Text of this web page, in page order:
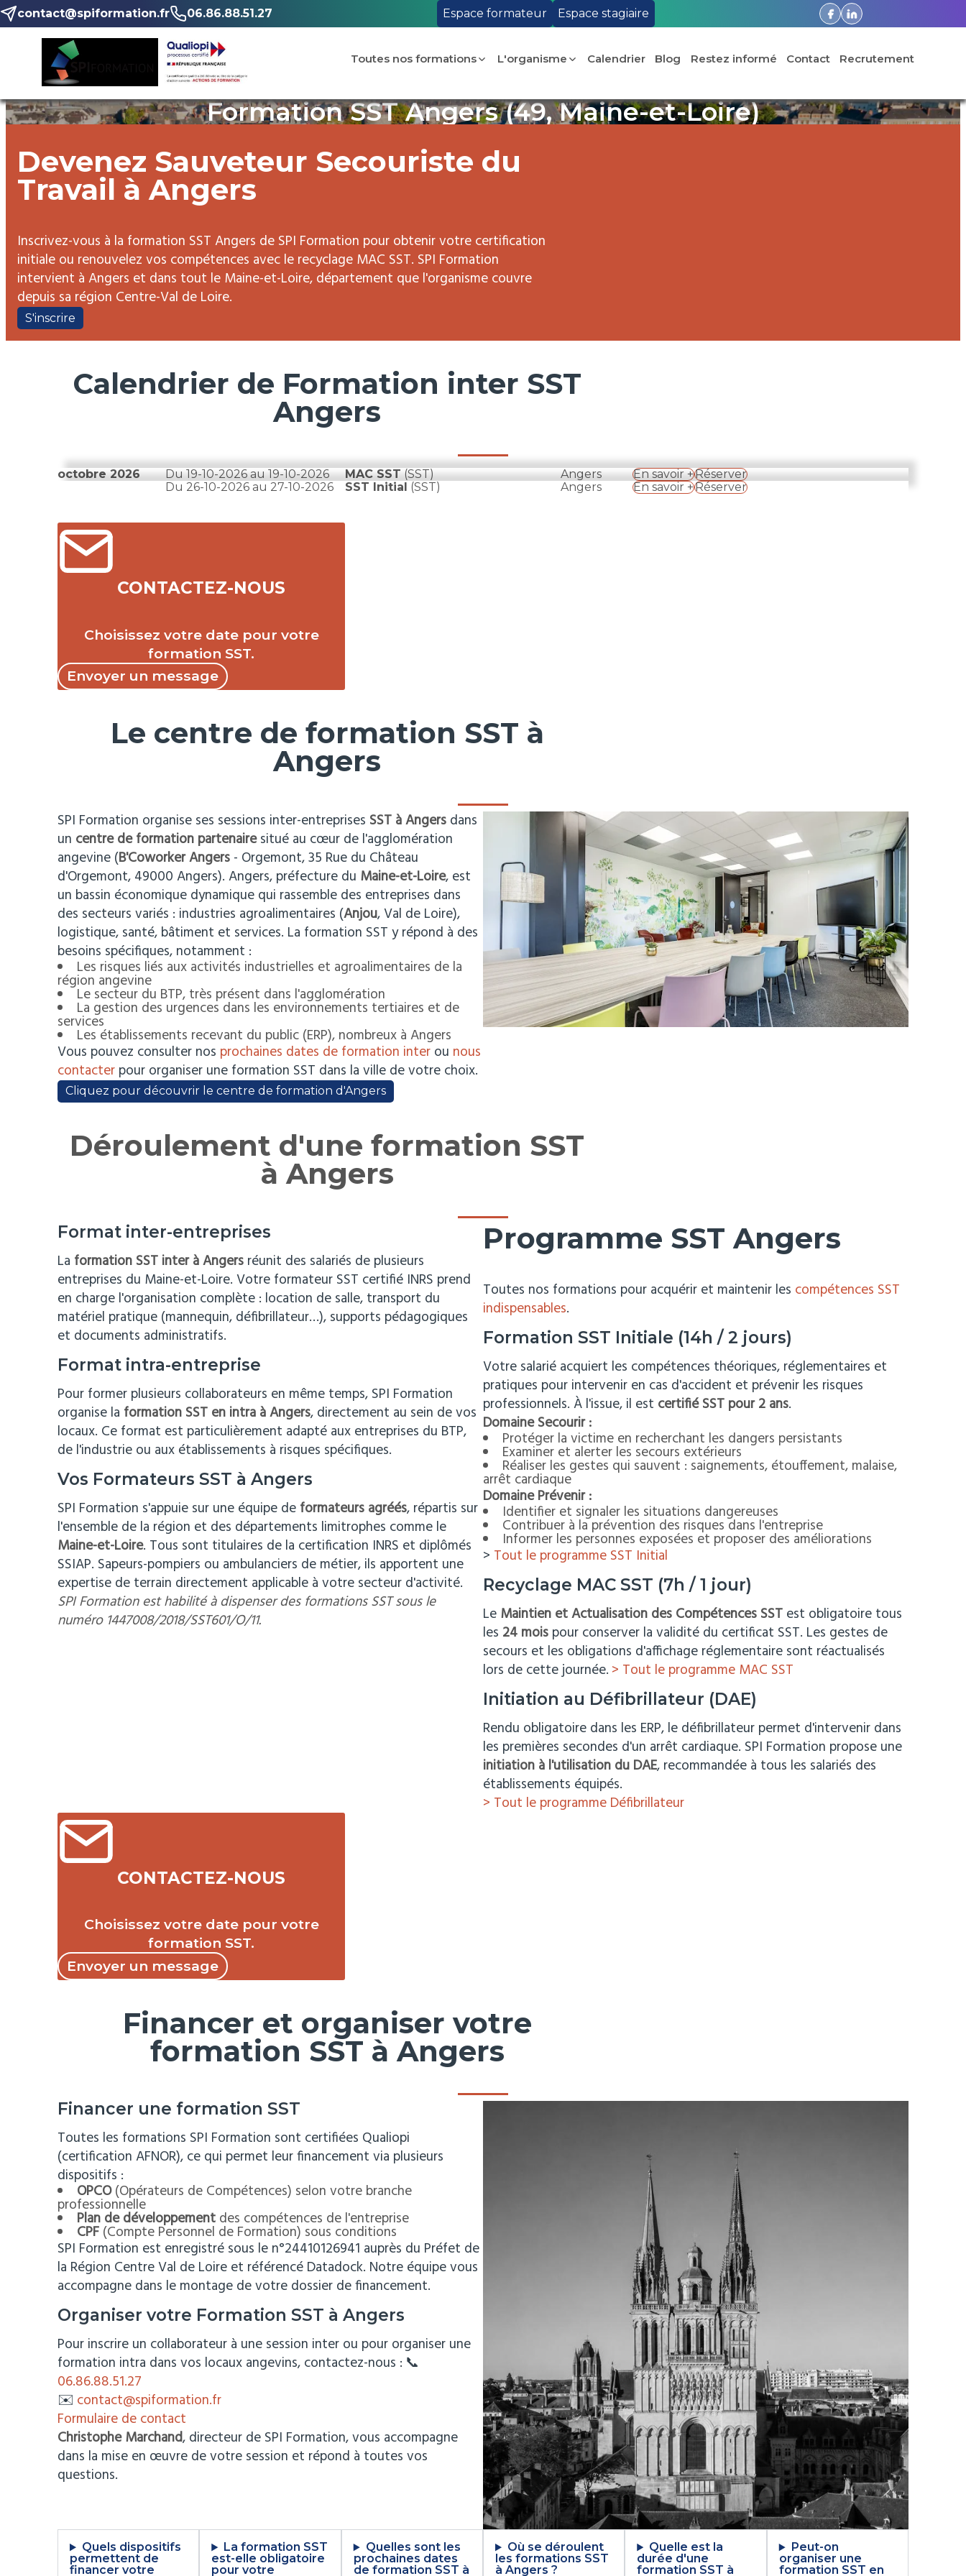
contact@spiformation.fr 06.86.88.51.27 Espace formateur Espace stagiaire
Toutes nos formations L'organisme Calendrier Blog Restez informé Contact Recrutement
Formation SST Angers (49, Maine-et-Loire)
Devenez Sauveteur Secouriste du
Travail à Angers
Inscrivez-vous à la formation SST Angers de SPI Formation pour obtenir votre certification
initiale ou renouvelez vos compétences avec le recyclage MAC SST. SPI Formation
intervient à Angers et dans tout le Maine-et-Loire, département que l'organisme couvre
depuis sa région Centre-Val de Loire.
S'inscrire
Calendrier de Formation inter SST
Angers
octobre 2026 Du19-10-2026au19-10-2026 MAC SST(SST) Angers En savoir +Réserver
Du 26-10-2026 au 27-10-2026 SST Initial (SST) Angers En savoir +Réserver
CONTACTEZ-NOUS
Choisissez votre date pour votre
formation SST.
Envoyer un message
Le centre de formation SST à
Angers
SPI Formation organise ses sessions inter-entreprises SST à Angers dans
un centre de formation partenairesitué au cœur de l'agglomération
angevine (B'Coworker Angers - Orgemont, 35 Rue du Château
d'Orgemont, 49000 Angers). Angers, préfecture du Maine-et-Loire, est
un bassin économique dynamique qui rassemble des entreprises dans
des secteurs variés : industries agroalimentaires (Anjou, Val de Loire),
logistique, santé, bâtiment et services. La formation SST y répond à des
besoins spécifiques, notamment :
Les risques liés aux activités industrielles et agroalimentaires de la
région angevine
Le secteur du BTP, très présent dans l'agglomération
La gestion des urgences dans les environnements tertiaires et de
services
Les établissements recevant du public (ERP), nombreux à Angers
Vous pouvez consulter nos prochaines dates de formation inter ou nous
contacter pour organiser une formation SST dans la ville de votre choix.
Cliquez pour découvrir le centre de formation d'Angers
Déroulement d'une formation SST
à Angers
Format inter-entreprises
La formation SST inter à Angers réunit des salariés de plusieurs
entreprises du Maine-et-Loire. Votre formateur SST certifié INRS prend
en charge l'organisation complète : location de salle, transport du
matériel pratique (mannequin, défibrillateur…), supports pédagogiques
et documents administratifs.
Format intra-entreprise
Pour former plusieurs collaborateurs en même temps, SPI Formation
organise la formation SST en intra à Angers, directement au sein de vos
locaux. Ce format est particulièrement adapté aux entreprises du BTP,
de l'industrie ou aux établissements à risques spécifiques.
Vos Formateurs SST à Angers
SPI Formation s'appuie sur une équipe de formateurs agréés, répartis sur
l'ensemble de la région et des départements limitrophes comme le
Maine-et-Loire. Tous sont titulaires de la certification INRS et diplômés
SSIAP. Sapeurs-pompiers ou ambulanciers de métier, ils apportent une
expertise de terrain directement applicable à votre secteur d'activité.
SPI Formation est habilité à dispenser des formations SST sous le
numéro 1447008/2018/SST601/O/11.
Programme SST Angers
Toutes nos formations pour acquérir et maintenir les compétences SST
indispensables.
Formation SST Initiale (14h / 2 jours)
Votre salarié acquiert les compétences théoriques, réglementaires et
pratiques pour intervenir en cas d'accident et prévenir les risques
professionnels. À l'issue, il est certifié SST pour 2 ans.
Domaine Secourir :
Protéger la victime en recherchant les dangers persistants
Examiner et alerter les secours extérieurs
Réaliser les gestes qui sauvent : saignements, étouffement, malaise,
arrêt cardiaque
Domaine Prévenir :
Identifier et signaler les situations dangereuses
Contribuer à la prévention des risques dans l'entreprise
Informer les personnes exposées et proposer des améliorations
> Tout le programme SST Initial
Recyclage MAC SST (7h / 1 jour)
Le Maintien et Actualisation des Compétences SST est obligatoire tous
les 24 mois pour conserver la validité du certificat SST. Les gestes de
secours et les obligations d'affichage réglementaire sont réactualisés
lors de cette journée. > Tout le programme MAC SST
Initiation au Défibrillateur (DAE)
Rendu obligatoire dans les ERP, le défibrillateur permet d'intervenir dans
les premières secondes d'un arrêt cardiaque. SPI Formation propose une
initiation à l'utilisation du DAE, recommandée à tous les salariés des
établissements équipés.
> Tout le programme Défibrillateur
CONTACTEZ-NOUS
Choisissez votre date pour votre
formation SST.
Envoyer un message
Financer et organiser votre
formation SST à Angers
Financer une formation SST
Toutes les formations SPI Formation sont certifiées Qualiopi
(certification AFNOR), ce qui permet leur financement via plusieurs
dispositifs :
OPCO(Opérateurs de Compétences) selon votre branche
professionnelle
Plan de développement des compétences de l'entreprise
CPF (Compte Personnel de Formation) sous conditions
SPI Formation est enregistré sous le n°24410126941 auprès du Préfet de
la Région Centre Val de Loire et référencé Datadock. Notre équipe vous
accompagne dans le montage de votre dossier de financement.
Organiser votre Formation SST à Angers
Pour inscrire un collaborateur à une session inter ou pour organiser une
formation intra dans vos locaux angevins, contactez-nous : 📞
06.86.88.51.27
✉️ contact@spiformation.fr
Formulaire de contact
Christophe Marchand, directeur de SPI Formation, vous accompagne
dans la mise en œuvre de votre session et répond à toutes vos
questions.
Quels dispositifs
permettent de
financer votre
La formation SST
est-elle obligatoire
pour votre
Quelles sont les
prochaines dates
de formation SST à
Où se déroulent
les formations SST
à Angers ?
Quelle est la
durée d'une
formation SST à
Peut-on
organiser une
formation SST en